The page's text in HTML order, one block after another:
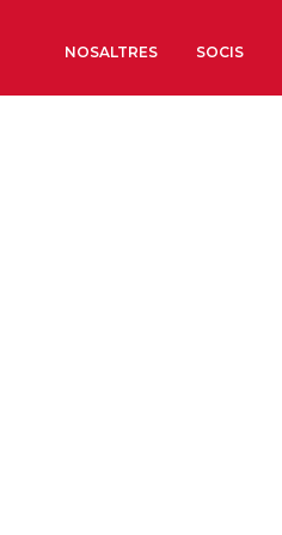
NOSALTRES SOCIS